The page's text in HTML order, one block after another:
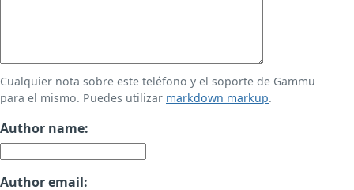
Cualquier nota sobre este teléfono y el soporte de Gammu
para el mismo. Puedes utilizar markdown markup.
Author name:
Author email: